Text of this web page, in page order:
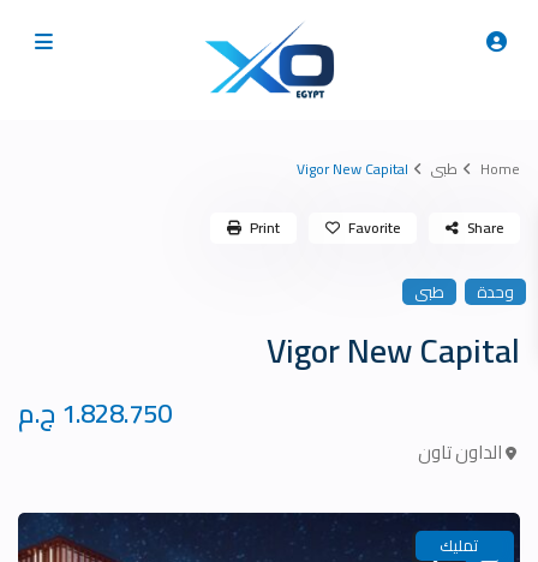
Home طبى Vigor New Capital
وحدة طبى
Vigor New Capital
1.828.750 ج.م
الداون تاون
Share
Favorite
Print
تمليك